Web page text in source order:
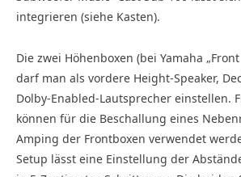
integrieren (siehe Kasten).
Die zwei Höhenboxen (bei Yamaha
darf man als vordere Height-Speaker,
Dolby-Enabled-Lautsprecher einstellen.
können für die Beschallung eines
Amping der Frontboxen verwendet
Setup lässt eine Einstellung der